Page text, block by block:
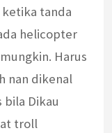
tanda
helicopter
Harus
nan dikenal
bila Dikau
troll